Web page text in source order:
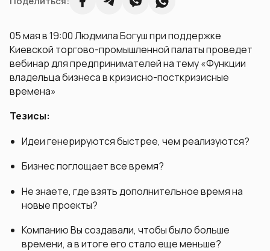
05 мая в 19:00 Людмила Богуш при поддержке
Киевской торгово-промышленной палаты проведет
вебинар для предпринимателей на тему «Функции
владельца бизнеса в кризисно-посткризисные
времена»
Тезисы:
Идеи генерируются быстрее, чем реализуются?
Бизнес поглощает все время?
Не знаете, где взять дополнительное время на
новые проекты?
Компанию Вы создавали, чтобы было больше
времени, а в итоге его стало еще меньше?